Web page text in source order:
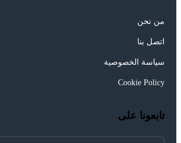
من نحن
اتصل بنا
سياسة الخصوصية
Cookie Policy
تابعونا على